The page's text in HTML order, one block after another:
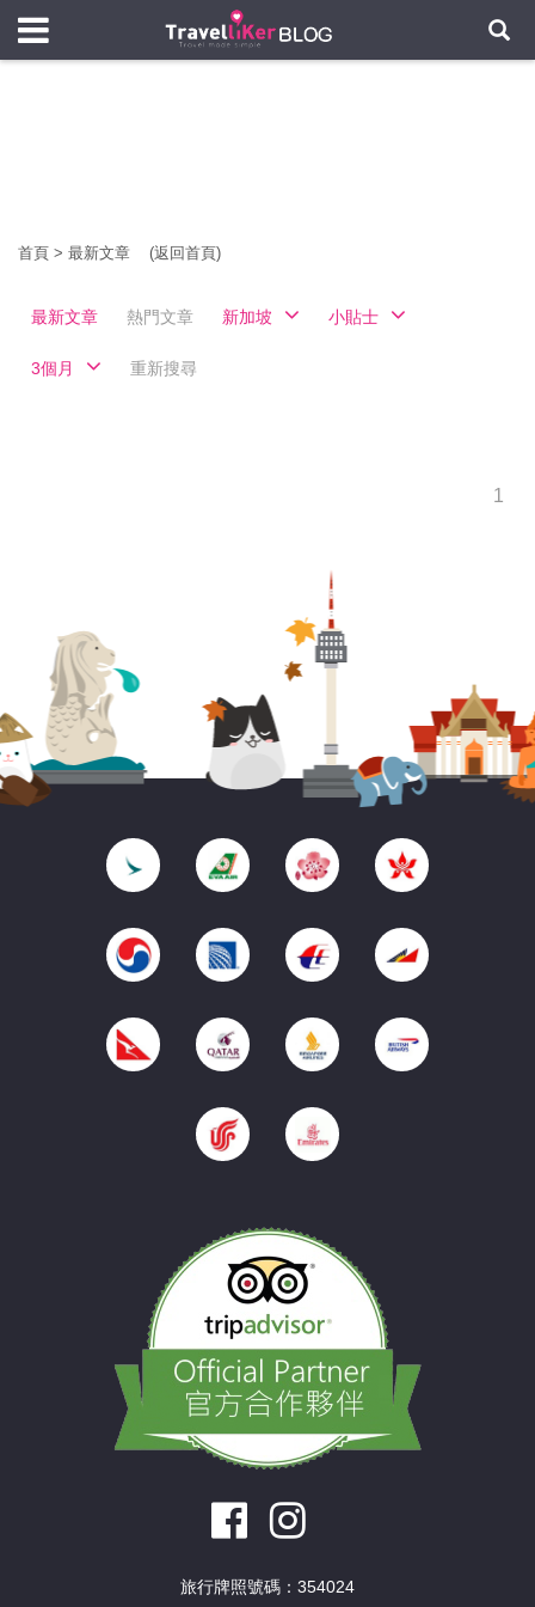
首頁 > 最新文章 (返回首頁)
最新文章 熱門文章 新加坡 小貼士
3個月 重新搜尋
1
旅行牌照號碼：354024